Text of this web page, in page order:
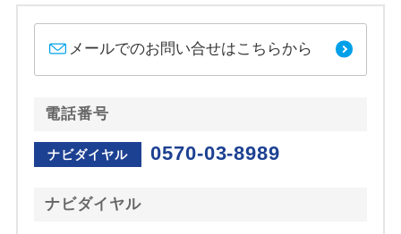
メールでのお問い合せはこちらから
電話番号
ナビダイヤル 0570-03-8989
ナビダイヤル